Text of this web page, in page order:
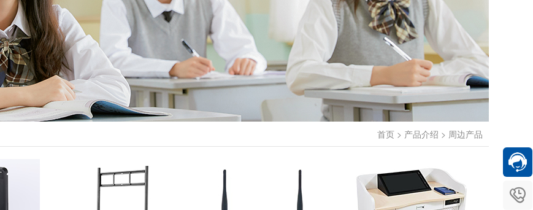
首页 > 产品介绍 > 周边产品
